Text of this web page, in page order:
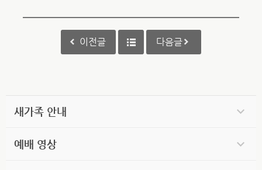
이전글 다음글
새가족 안내
예배 영상